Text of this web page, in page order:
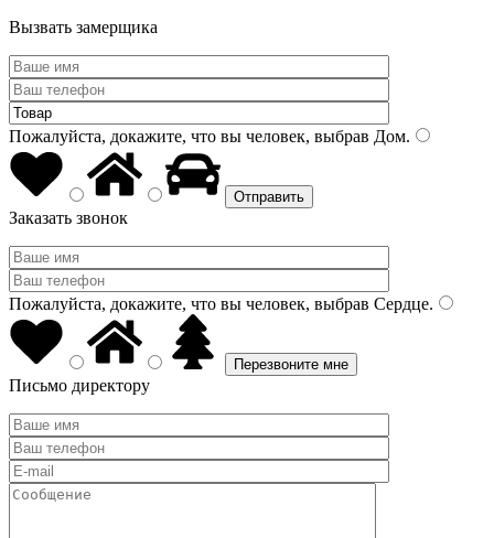
Вызвать замерщика
Пожалуйста, докажите, что вы человек, выбрав Дом.
Заказать звонок
Пожалуйста, докажите, что вы человек, выбрав Сердце.
Письмо директору